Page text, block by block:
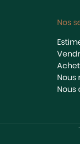
Nos
Nous